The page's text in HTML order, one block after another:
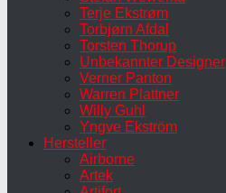
Terje Ekstrøm
Torbjørn Afdal
Torsten Thorup
Unbekannter Designer
Verner Panton
Warren Plattner
Willy Guhl
Yngve Ekström
Hersteller
Airborne
Artek